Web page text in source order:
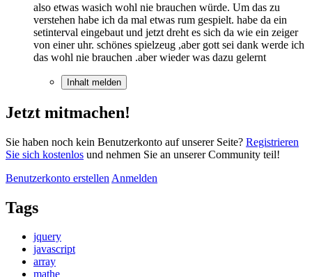
also etwas wasich wohl nie brauchen würde. Um das zu
verstehen habe ich da mal etwas rum gespielt. habe da ein
setinterval eingebaut und jetzt dreht es sich da wie ein zeiger
von einer uhr. schönes spielzeug ,aber gott sei dank werde ich
das wohl nie brauchen .aber wieder was dazu gelernt
Inhalt melden
Jetzt mitmachen!
Sie haben noch kein Benutzerkonto auf unserer Seite? Registrieren
Sie sich kostenlos und nehmen Sie an unserer Community teil!
Benutzerkonto erstellen Anmelden
Tags
jquery
javascript
array
mathe